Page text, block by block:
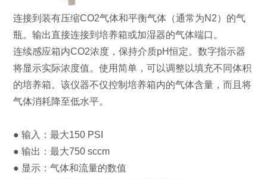
连接到装有压缩CO2气体和平衡气体（通常为N2）的气
瓶。输出直接连接到培养箱或加湿器的气体端口。
连续感应箱内CO2浓度，保持介质pH恒定。数字指示器
将显示实际浓度值。使用简单，可以调整以填充不同体积
的培养箱。该仪器不仅控制培养箱内的气体含量，而且将
气体消耗降至低水平。
● 输入：最大150 PSI
● 输出：最大750 sccm
● 显示：气体和流量的数值